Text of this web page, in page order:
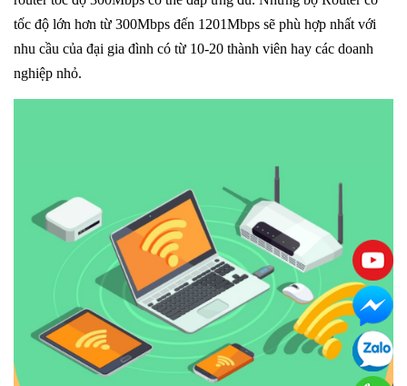
tốc độ lớn hơn từ 300Mbps đến 1201Mbps sẽ phù hợp nhất với
nhu cầu của đại gia đình có từ 10-20 thành viên hay các doanh
nghiệp nhỏ.